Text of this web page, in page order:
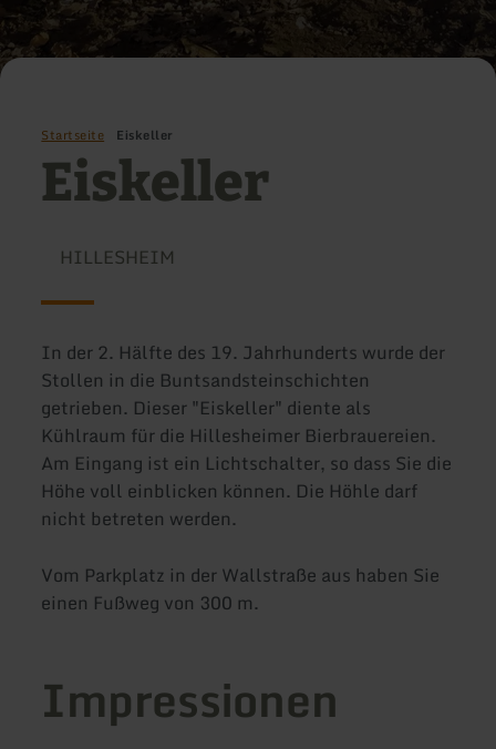
Startseite Eiskeller
Eiskeller
HILLESHEIM
In der 2. Hälfte des 19. Jahrhunderts wurde der
Stollen in die Buntsandsteinschichten
getrieben. Dieser "Eiskeller" diente als
Kühlraum für die Hillesheimer Bierbrauereien.
Am Eingang ist ein Lichtschalter, so dass Sie die
Höhe voll einblicken können. Die Höhle darf
nicht betreten werden.
Vom Parkplatz in der Wallstraße aus haben Sie
einen Fußweg von 300 m.
Impressionen